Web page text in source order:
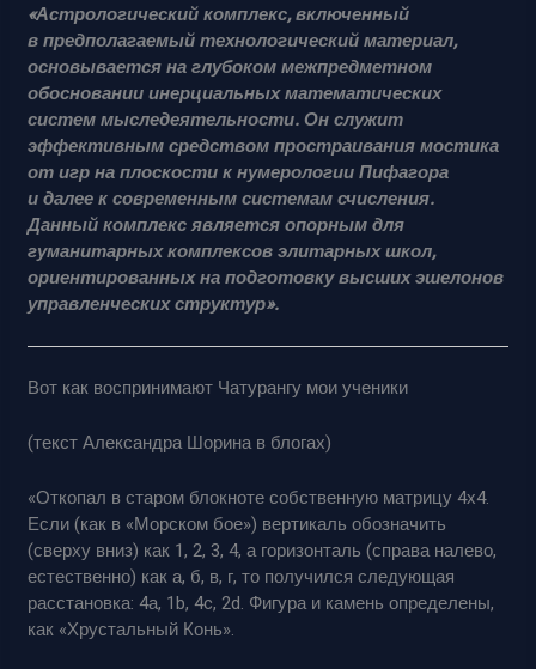
«Астрологический комплекс, включенный
в предполагаемый технологический материал,
основывается на глубоком межпредметном
обосновании инерциальных математических
систем мыследеятельности. Он служит
эффективным средством простраивания мостика
от игр на плоскости к нумерологии Пифагора
и далее к современным системам счисления.
Данный комплекс является опорным для
гуманитарных комплексов элитарных школ,
ориентированных на подготовку высших эшелонов
управленческих структур».
Вот как воспринимают Чатурангу мои ученики
(текст Александра Шорина в блогах)
«Откопал в старом блокноте собственную матрицу 4х4.
Если (как в «Морском бое») вертикаль обозначить
(сверху вниз) как 1, 2, 3, 4, а горизонталь (справа налево,
естественно) как а, б, в, г, то получился следующая
расстановка: 4а, 1b, 4c, 2d. Фигура и камень определены,
как «Хрустальный Конь».